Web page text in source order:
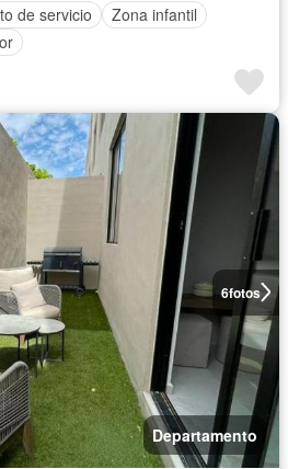
de servicio
Zona infantil
6fotos
Departamento